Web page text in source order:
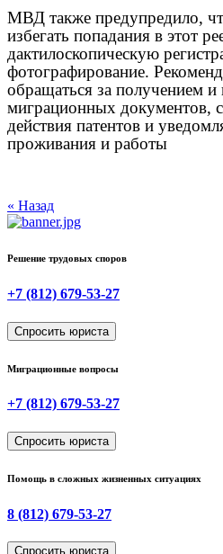
МВД также предупредило,
избегать попадания в этот
дактилоскопическую
фотографирование.
обращаться за получением и
миграционных документов,
действия патентов и
проживания и работы
« Назад
Решение трудовых споров
+7 (812) 679-53-27
Спросить юриста
Миграционные вопросы
+7 (812) 679-53-27
Спросить юриста
Помощь в сложных жизненных ситуациях
8 (812) 679-53-27
Спросить юриста